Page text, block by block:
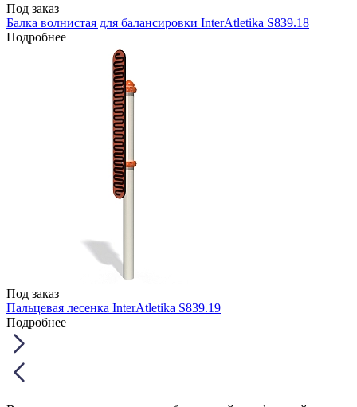
Под заказ
Балка волнистая для балансировки InterAtletika S839.18
Подробнее
Под заказ
Пальцевая лесенка InterAtletika S839.19
Подробнее